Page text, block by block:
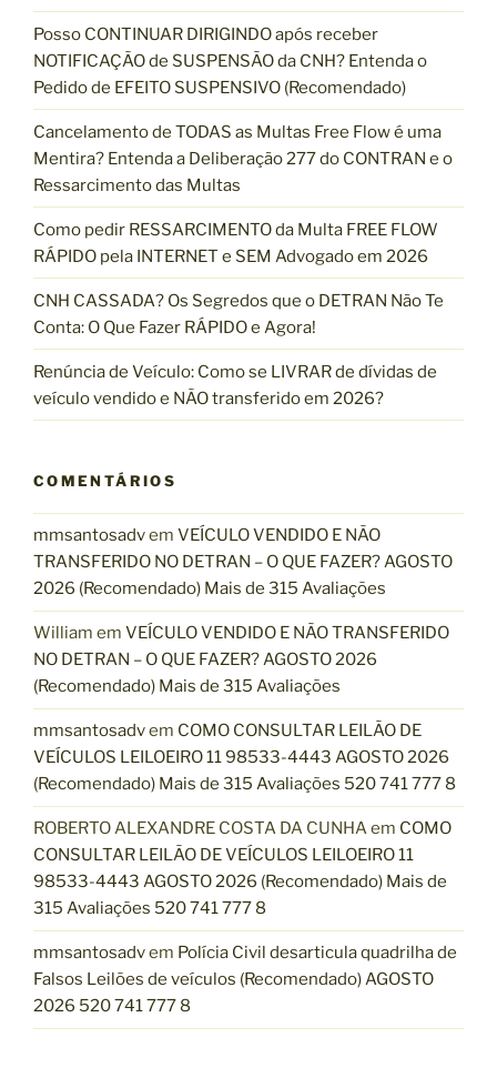
i
s
a
r
r
Posso CONTINUAR DIRIGINDO após receber
NOTIFICAÇÃO de SUSPENSÃO da CNH? Entenda o
Pedido de EFEITO SUSPENSIVO (Recomendado)
Cancelamento de TODAS as Multas Free Flow é uma
Mentira? Entenda a Deliberação 277 do CONTRAN e o
Ressarcimento das Multas
Como pedir RESSARCIMENTO da Multa FREE FLOW
RÁPIDO pela INTERNET e SEM Advogado em 2026
CNH CASSADA? Os Segredos que o DETRAN Não Te
Conta: O Que Fazer RÁPIDO e Agora!
Renúncia de Veículo: Como se LIVRAR de dívidas de
veículo vendido e NÃO transferido em 2026?
COMENTÁRIOS
mmsantosadvem VEÍCULO VENDIDO E NÃO
TRANSFERIDO NO DETRAN – O QUE FAZER? AGOSTO
2026 (Recomendado) Mais de 315 Avaliações
William em VEÍCULO VENDIDO E NÃO TRANSFERIDO
NO DETRAN – O QUE FAZER? AGOSTO 2026
(Recomendado) Mais de 315 Avaliações
mmsantosadvem COMO CONSULTAR LEILÃO DE
VEÍCULOS LEILOEIRO 11 98533-4443 AGOSTO 2026
(Recomendado) Mais de 315 Avaliações 520 741 777 8
ROBERTO ALEXANDRE COSTA DA CUNHAem COMO
CONSULTAR LEILÃO DE VEÍCULOS LEILOEIRO 11
98533-4443 AGOSTO 2026 (Recomendado) Mais de
315 Avaliações 520 741 777 8
mmsantosadvem Polícia Civil desarticula quadrilha de
Falsos Leilões de veículos (Recomendado) AGOSTO
2026 520 741 777 8